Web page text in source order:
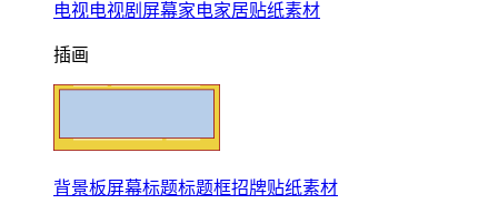
电视电视剧屏幕家电家居贴纸素材
插画
背景板屏幕标题标题框招牌贴纸素材